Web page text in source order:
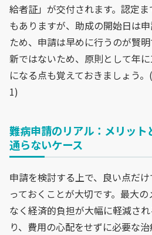
給者証」が交付されます。認定
もありますが、助成の開始日は
ため、申請は早めに行うのが賢
新ではないため、原則として年
になる点も覚えておきましょう
1)
難病申請のリアル：メリット
通らないケース
申請を検討する上で、良い点だ
っておくことが大切です。最大
なく経済的負担が大幅に軽減さ
り、費用の心配をせずに必要な治